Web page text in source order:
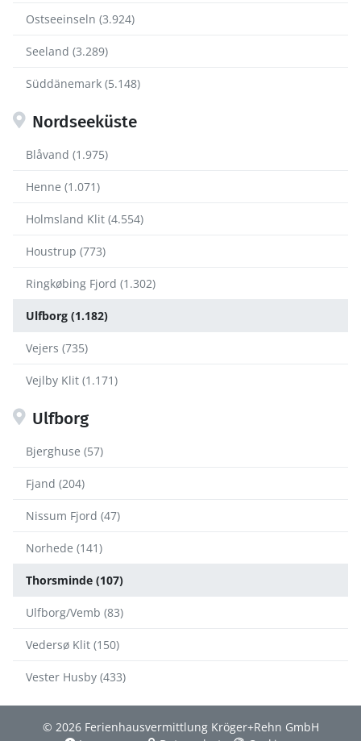
Ostseeinseln (3.924)
Seeland (3.289)
Süddänemark (5.148)
Nordseeküste
Blåvand (1.975)
Henne (1.071)
Holmsland Klit (4.554)
Houstrup (773)
Ringkøbing Fjord (1.302)
Ulfborg (1.182)
Vejers (735)
Vejlby Klit (1.171)
Ulfborg
Bjerghuse (57)
Fjand (204)
Nissum Fjord (47)
Norhede (141)
Thorsminde (107)
Ulfborg/Vemb (83)
Vedersø Klit (150)
Vester Husby (433)
© 2026 Ferienhausvermittlung Kröger+Rehn GmbH